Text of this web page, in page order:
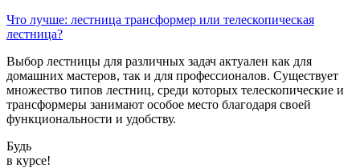
Что лучше: лестница трансформер или телескопическая
лестница?
Выбор лестницы для различных задач актуален как для
домашних мастеров, так и для профессионалов. Существует
множество типов лестниц, среди которых телескопические и
трансформеры занимают особое место благодаря своей
функциональности и удобству.
Будь
в курсе!